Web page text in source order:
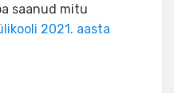
saanud mitu
2021. aasta